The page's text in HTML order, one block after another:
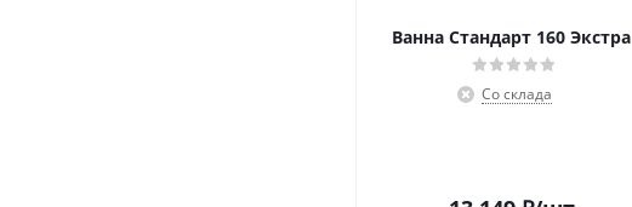
Ванна Стандарт 160 Экстра
Со склада